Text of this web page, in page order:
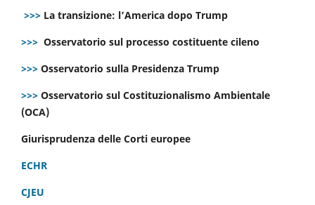
>>> La transizione: l’America dopo Trump
>>> Osservatorio sul processo costituente cileno
>>> Osservatorio sulla Presidenza Trump
>>> Osservatorio sul Costituzionalismo Ambientale
(OCA)
Giurisprudenza delle Corti europee
ECHR
CJEU